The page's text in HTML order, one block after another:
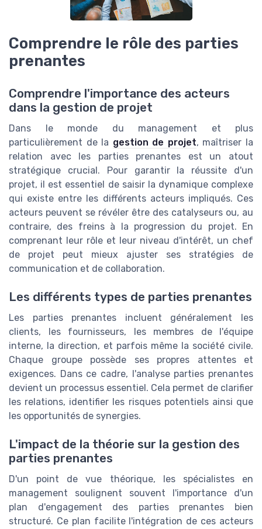
Comprendre le rôle des parties
prenantes
Comprendre l'importance des acteurs
dans la gestion de projet
Dans le monde du management et plus
particulièrement de la gestion de projet, maîtriser la
relation avec les parties prenantes est un atout
stratégique crucial. Pour garantir la réussite d'un
projet, il est essentiel de saisir la dynamique complexe
qui existe entre les différents acteurs impliqués. Ces
acteurs peuvent se révéler être des catalyseurs ou, au
contraire, des freins à la progression du projet. En
comprenant leur rôle et leur niveau d'intérêt, un chef
de projet peut mieux ajuster ses stratégies de
communication et de collaboration.
Les différents types de parties prenantes
Les parties prenantes incluent généralement les
clients, les fournisseurs, les membres de l'équipe
interne, la direction, et parfois même la société civile.
Chaque groupe possède ses propres attentes et
exigences. Dans ce cadre, l'analyse parties prenantes
devient un processus essentiel. Cela permet de clarifier
les relations, identifier les risques potentiels ainsi que
les opportunités de synergies.
L'impact de la théorie sur la gestion des
parties prenantes
D'un point de vue théorique, les spécialistes en
management soulignent souvent l'importance d'un
plan d'engagement des parties prenantes bien
structuré. Ce plan facilite l'intégration de ces acteurs